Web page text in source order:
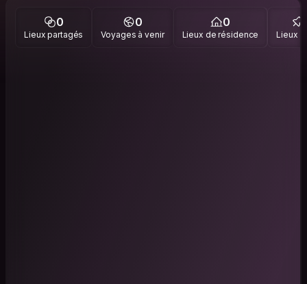
0
Lieux partagés
0
Voyages à venir
0
Lieux de résidence Lieux